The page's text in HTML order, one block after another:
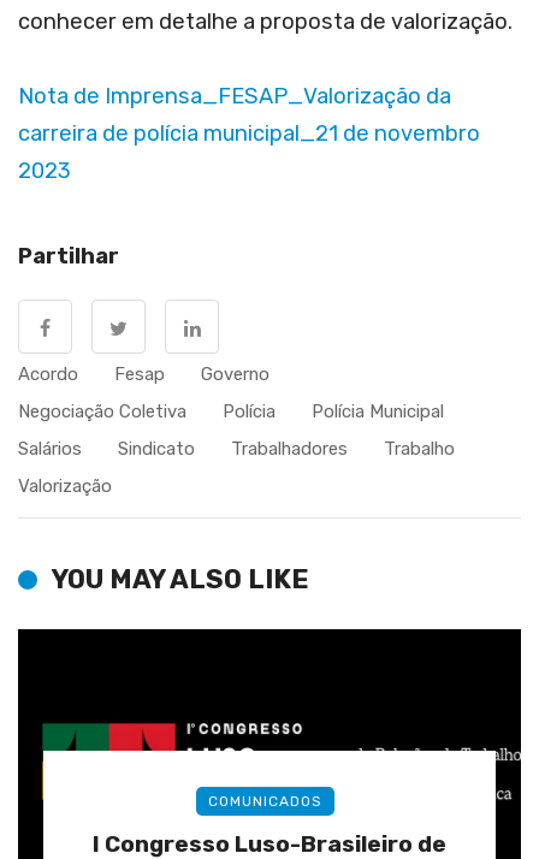
conhecer em detalhe a proposta de valorização.
Nota de Imprensa_FESAP_Valorização da
carreira de polícia municipal_21 de novembro
2023
Partilhar
Acordo Fesap
Governo
Negociação Coletiva
Polícia
Polícia Municipal
Salários
Sindicato Trabalhadores
Trabalho
Valorização
YOU MAY ALSO LIKE
COMUNICADOS
I Congresso Luso-Brasileiro de